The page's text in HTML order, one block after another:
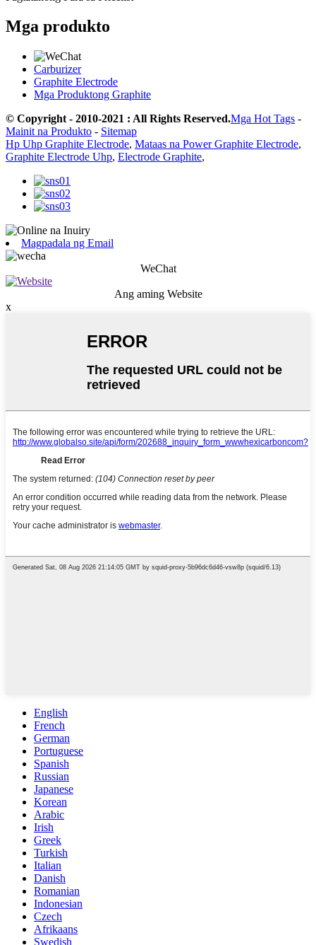
Mga produkto
Carburizer
Graphite Electrode
Mga Produktong Graphite
© Copyright - 2010-2021 : All Rights Reserved.Mga Hot Tags -
Mainit na Produkto - Sitemap
Hp Uhp Graphite Electrode, Mataas na Power Graphite Electrode,
Graphite Electrode Uhp, Electrode Graphite,
Magpadala ng Email
WeChat
Ang aming Website
x
English
French
German
Portuguese
Spanish
Russian
Japanese
Korean
Arabic
Irish
Greek
Turkish
Italian
Danish
Romanian
Indonesian
Czech
Afrikaans
Swedish